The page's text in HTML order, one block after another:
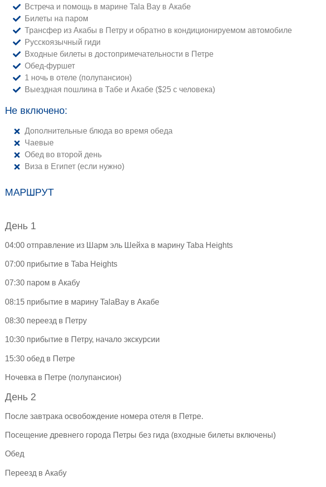
Встреча и помощь в марине Tala Bay в Акабе
Билеты на паром
Трансфер из Акабы в Петру и обратно в кондиционируемом автомобиле
Русскоязычный гиди
Входные билеты в достопримечательности в Петре
Обед-фуршет
1 ночь в отеле (полупансион)
Выездная пошлина в Табе и Акабе ($25 с человека)
Не включено:
Дополнительные блюда во время обеда
Чаевые
Обед во второй день
Виза в Египет (если нужно)
МАРШРУТ
День 1
04:00 отправление из Шарм эль Шейха в марину Taba Heights
07:00 прибытие в Taba Heights
07:30 паром в Акабу
08:15 прибытие в марину TalaBay в Акабе
08:30 переезд в Петру
10:30 прибытие в Петру, начало экскурсии
15:30 обед в Петре
Ночевка в Петре (полупансион)
День 2
После завтрака освобождение номера отеля в Петре.
Посещение древнего города Петры без гида (входные билеты включены)
Обед
Переезд в Акабу